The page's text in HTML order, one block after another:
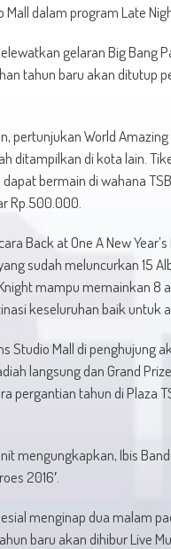
dalam program Late
gelaran Big Bang
tahun baru akan ditutup
pertunjukan World Amazing
ditampilkan di kota lain.
bermain di wahana
Rp.500.000.
Back at One A New
sudah meluncurkan 15
mampu memainkan 8
keseluruhan baik untuk
Studio Mall di penghujung
langsung dan Grand
pergantian tahun di Plaza
mengungkapkan, Ibis
2016′.
menginap dua malam
baru akan dihibur Live